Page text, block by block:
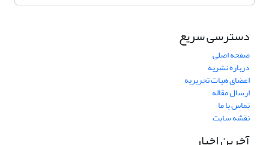
دسترسی سریع
صفحه اصلی
درباره نشریه
اعضای هیات تحریریه
ارسال مقاله
تماس با ما
نقشه سایت
آخرین اخبار